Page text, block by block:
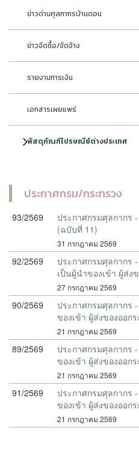
ข่าวด่านศุลกากรบ้านดอน
ข่าวจัดซื้อ/จัดจ้าง
รายงานการเงิน
เอกสารเผยแพร่
พัสดุภัณฑ์ไปรษณีย์ต่างประเทศ
ประกาศกรม/กระทรวง
93/2569
ประกาศกรมศุลกากร
(ฉบับที่ 11)
31 กรกฎาคม 2569
92/2569
ประกาศกรมศุลกากร
เป็นผู้นำของเข้า ผู้ส่ง
27 กรกฎาคม 2569
90/2569
ประกาศกรมศุลกากร
ของเข้า ผู้ส่งของออก
21 กรกฎาคม 2569
89/2569
ประกาศกรมศุลกากร
ของเข้า ผู้ส่งของออก
21 กรกฎาคม 2569
91/2569
ประกาศกรมศุลกากร
ของเข้า ผู้ส่งของออก
21 กรกฎาคม 2569